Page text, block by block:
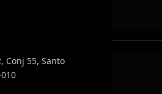
Conj 55, Santo